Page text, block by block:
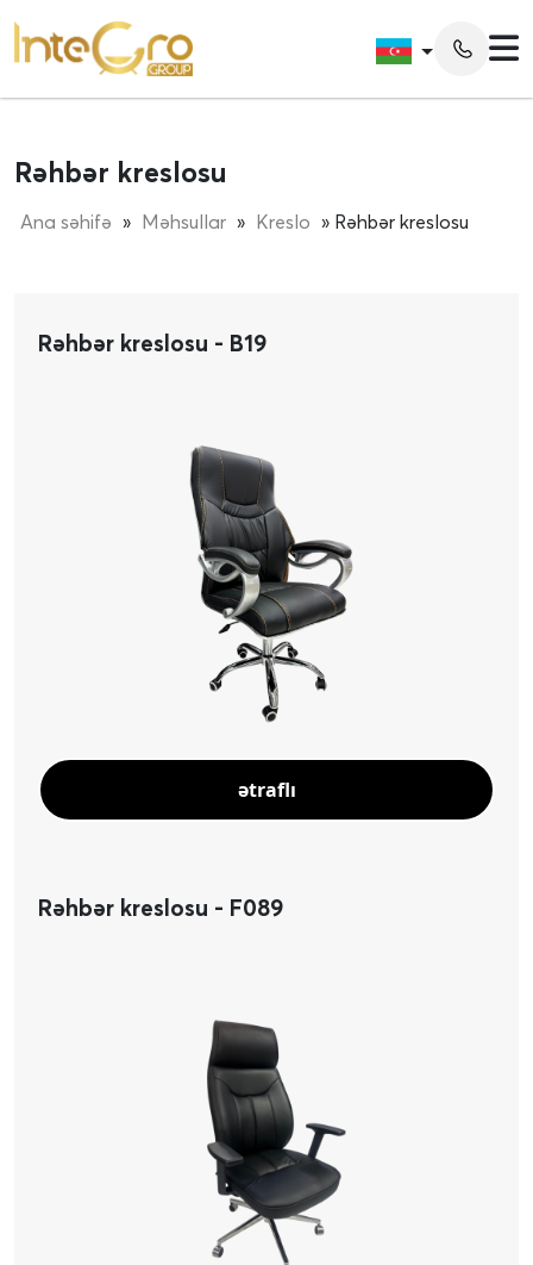
Rəhbər kreslosu
Ana səhifə » Məhsullar » Kreslo » Rəhbər kreslosu
Rəhbər kreslosu - B19
ətraflı
Rəhbər kreslosu - F089